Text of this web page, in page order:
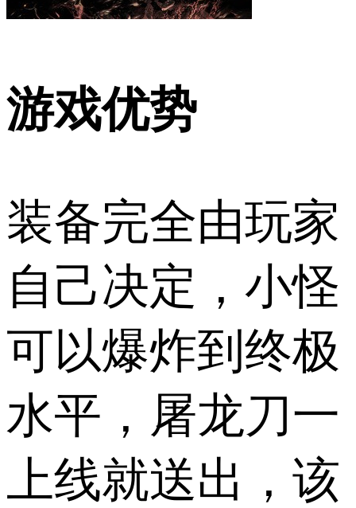
游戏优势
装备完全由玩家
自己决定，小怪
可以爆炸到终极
水平，屠龙刀一
上线就送出，该